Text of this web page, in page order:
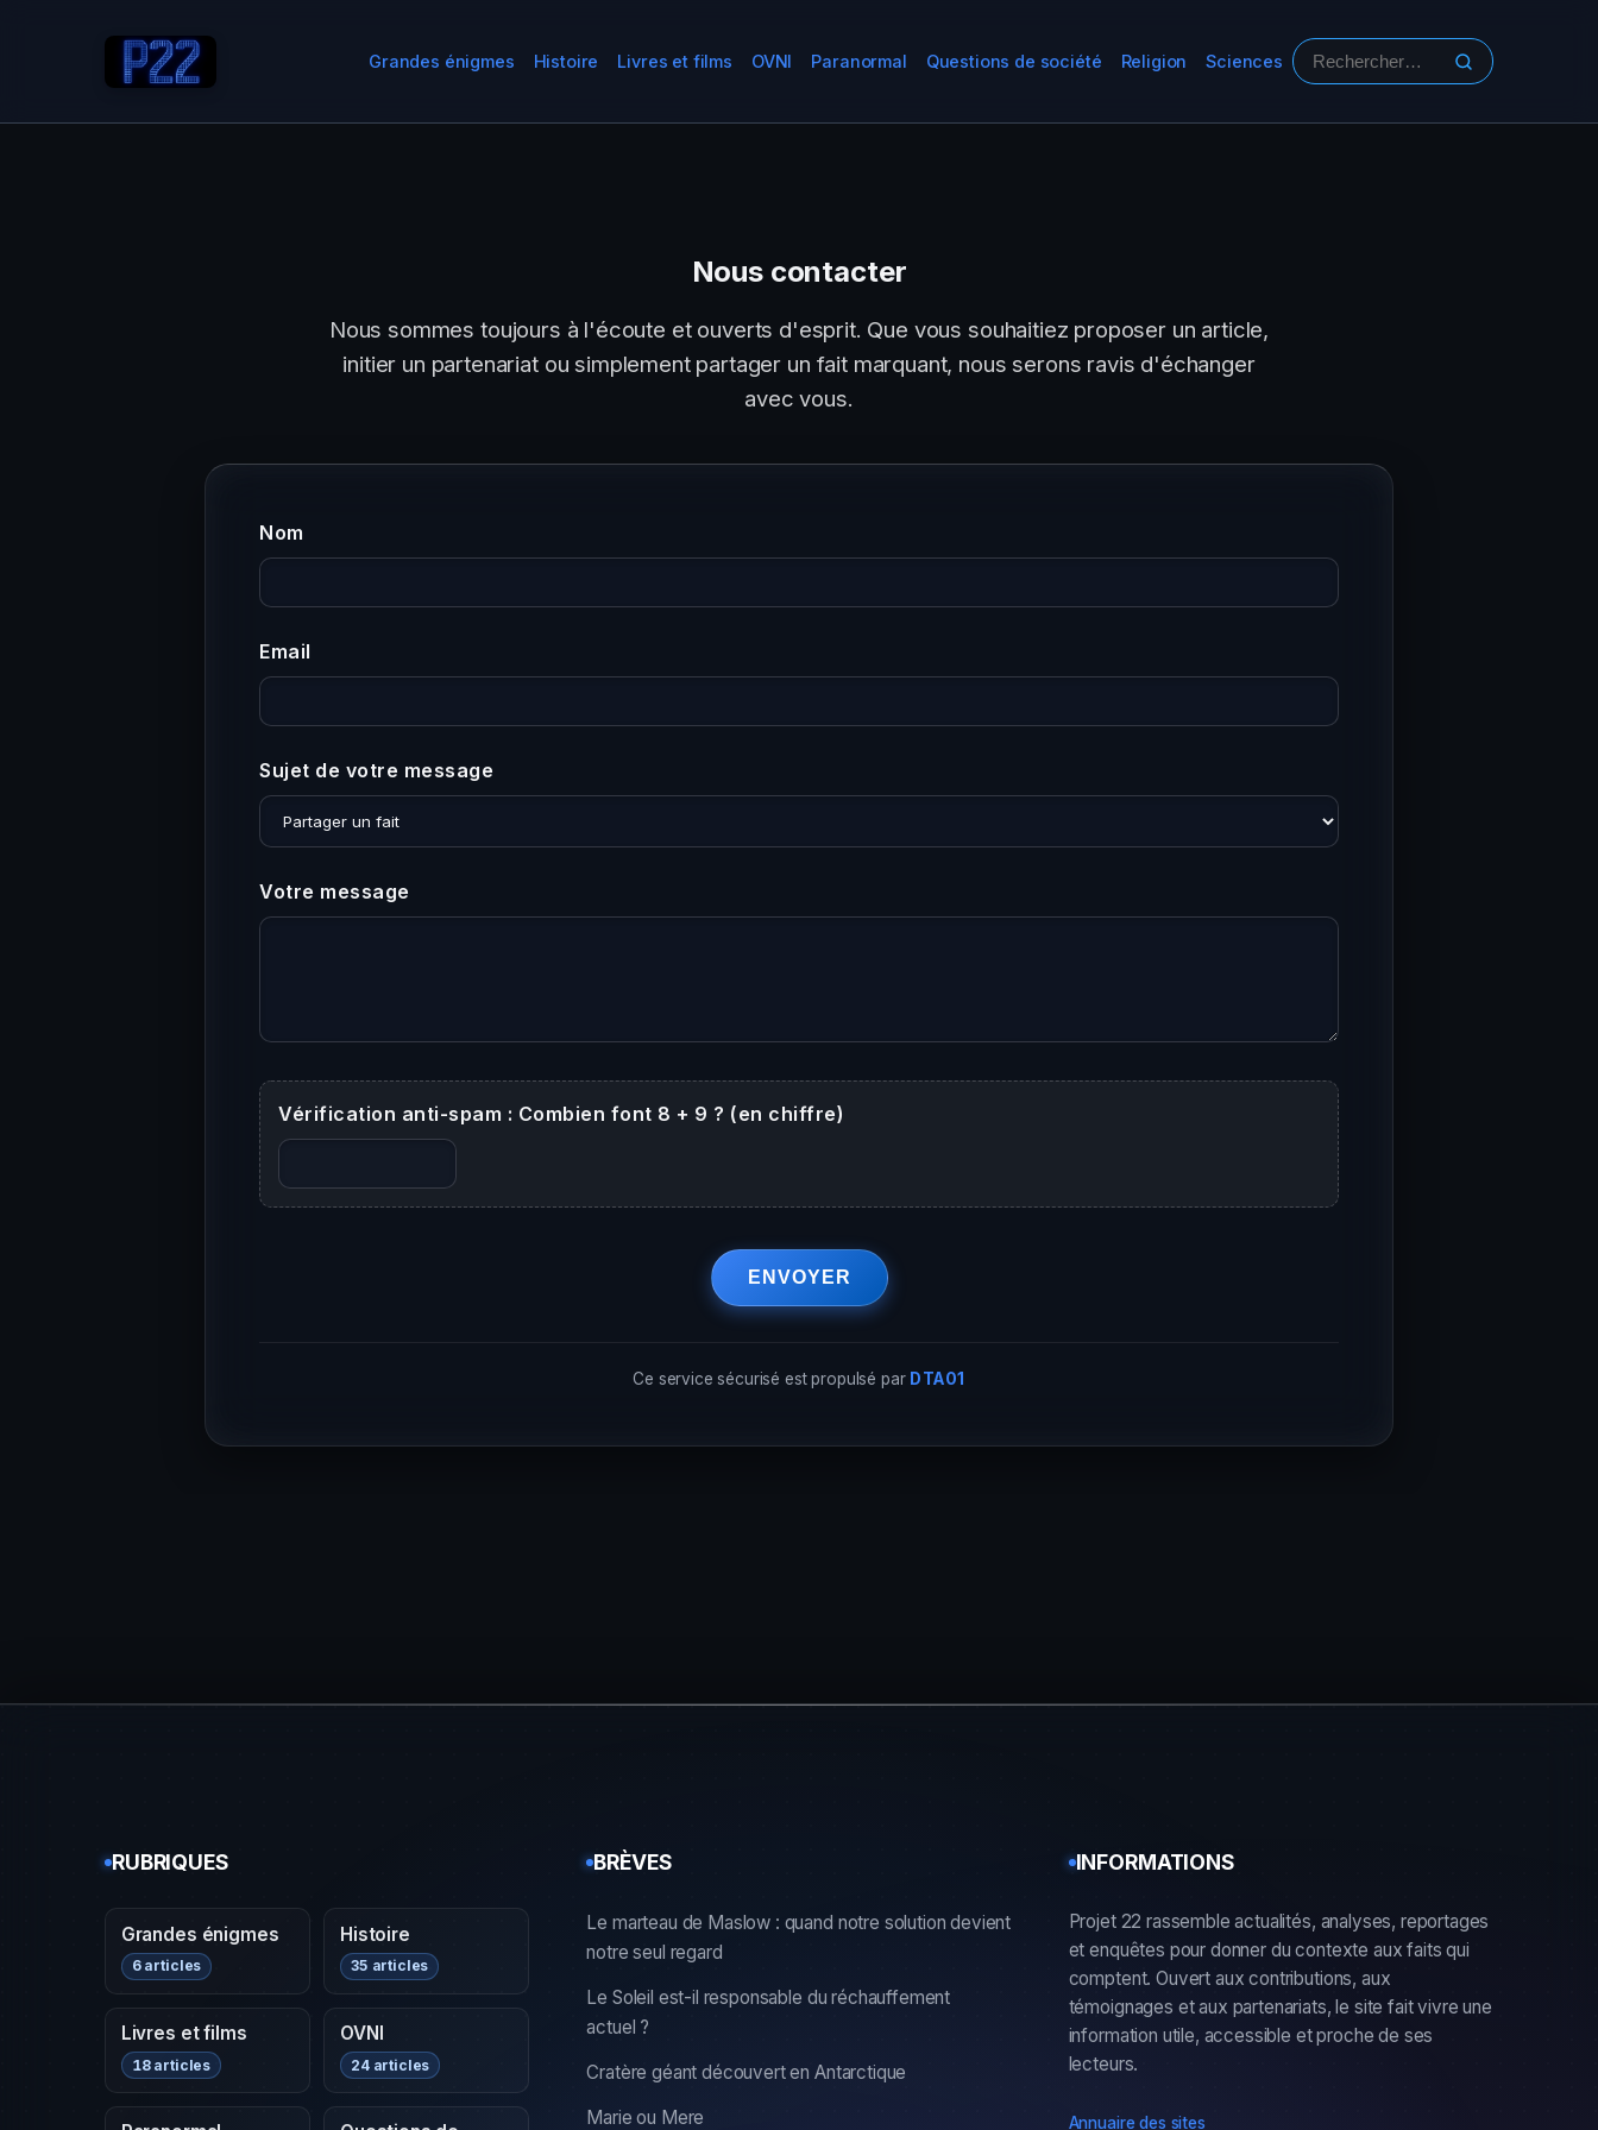
Grandes énigmes Histoire Livres et films OVNI Paranormal Questions de société Religion Sciences
Rechercher :
Nous contacter
Nous sommes toujours à l'écoute et ouverts d'esprit. Que vous souhaitiez proposer un article,
initier un partenariat ou simplement partager un fait marquant, nous serons ravis d'échanger
avec vous.
Nom
Email
Sujet de votre message
Votre message
Vérification anti-spam : Combien font 8 + 9 ? (en chiffre)
ENVOYER
Ce service sécurisé est propulsé par DTA01
RUBRIQUES
Grandes énigmes
6 articles
Histoire
35 articles
Livres et films
18 articles
OVNI
24 articles
BRÈVES
Le marteau de Maslow : quand notre solution devient
notre seul regard
Le Soleil est-il responsable du réchauffement
actuel ?
Cratère géant découvert en Antarctique
Marie ou Mere
INFORMATIONS
Projet 22 rassemble actualités, analyses, reportages
et enquêtes pour donner du contexte aux faits qui
comptent. Ouvert aux contributions, aux
témoignages et aux partenariats, le site fait vivre une
information utile, accessible et proche de ses
lecteurs.
Annuaire des sites